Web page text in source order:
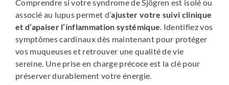
Comprendre si votre syndrome de Sjögren est isolé ou
associé au lupus permet d’ajuster votre suivi clinique
et d’apaiser l’inflammation systémique. Identifiez vos
symptômes cardinaux dès maintenant pour protéger
vos muqueuses et retrouver une qualité de vie
sereine. Une prise en charge précoce est la clé pour
préserver durablement votre énergie.